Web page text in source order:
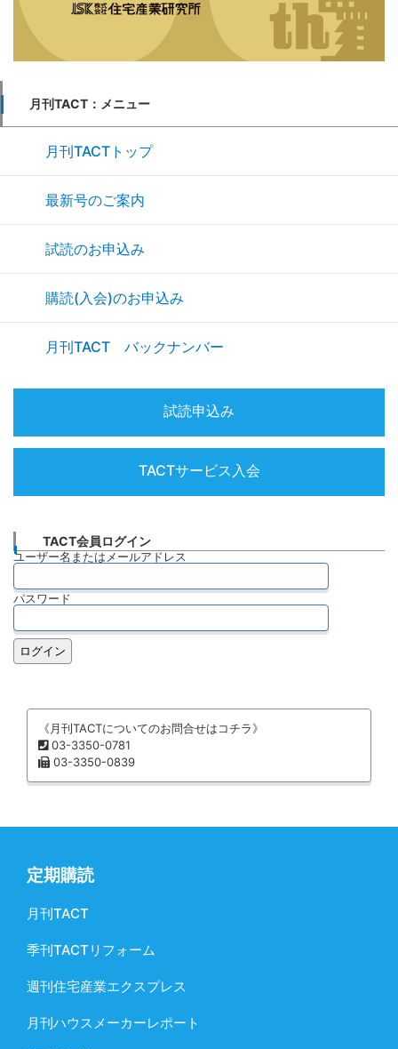
月刊TACT：メニュー
月刊TACTトップ
最新号のご案内
試読のお申込み
購読(入会)のお申込み
月刊TACT バックナンバー
試読申込み
TACTサービス入会
TACT会員ログイン
ユーザー名またはメールアドレス
パスワード
《月刊TACTについてのお問合せはコチラ》
03-3350-0781
03-3350-0839
定期購読
月刊TACT
季刊TACTリフォーム
週刊住宅産業エクスプレス
月刊ハウスメーカーレポート